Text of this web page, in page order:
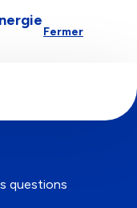
au pied-de-page
Fermer
questions